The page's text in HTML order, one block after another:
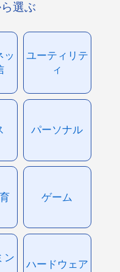
選ぶ
ッ
ユーティリテ
ィ
パーソナル
ゲーム
ン
ハードウェア